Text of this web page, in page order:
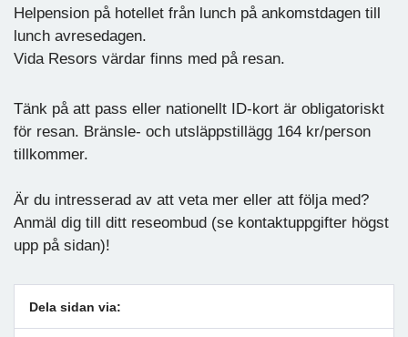
Helpension på hotellet från lunch på ankomstdagen till
lunch avresedagen.
Vida Resors värdar finns med på resan.
Tänk på att pass eller nationellt ID-kort är obligatoriskt
för resan. Bränsle- och utsläppstillägg 164 kr/person
tillkommer.
Är du intresserad av att veta mer eller att följa med?
Anmäl dig till ditt reseombud (se kontaktuppgifter högst
upp på sidan)!
Dela sidan via: